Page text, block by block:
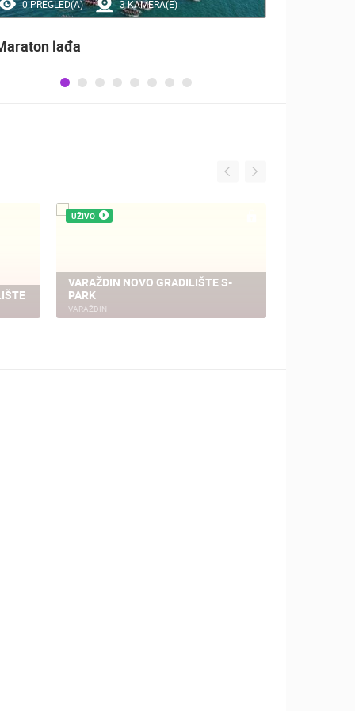
0 PREGLED(A) 3 KAMERA(E)
lađa
UŽIVO
VARAŽDIN NOVO GRADILIŠTE S-
PARK
VARAŽDIN